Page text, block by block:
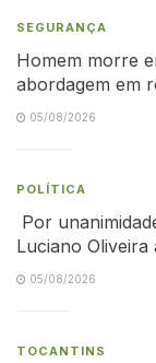
SEGURANÇA
Homem morre
abordagem em
05/08/2026
POLÍTICA
Por
Luciano Oliveira
05/08/2026
TOCANTINS